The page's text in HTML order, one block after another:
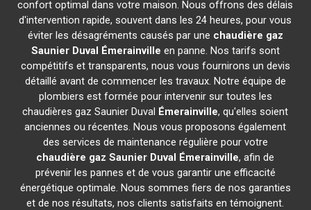
confort optimal dans votre maison. Nous offrons des délais
d'intervention rapide, souvent dans les 24 heures, pour vous
éviter les désagréments causés par une chaudière gaz
Saunier Duval Émerainville en panne. Nos tarifs sont
compétitifs et transparents, nous vous fournirons un devis
détaillé avant de commencer les travaux. Notre équipe de
plombiers est formée pour intervenir sur toutes les
chaudières gaz Saunier Duval Émerainville, qu'elles soient
anciennes ou récentes. Nous vous proposons également
des services de maintenance régulière pour votre
chaudière gaz Saunier Duval Émerainville, afin de
prévenir les pannes et de vous garantir une efficacité
énergétique optimale. Nous sommes fiers de nos garanties
et de nos résultats, nos clients satisfaits en témoignent.